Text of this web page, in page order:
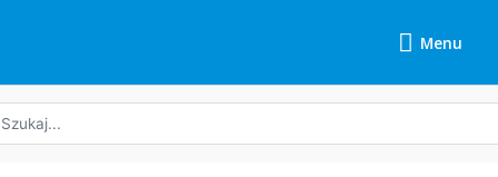
Menu
Menu